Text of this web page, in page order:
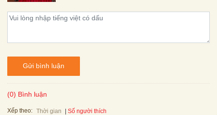
Gửi bình luận
(0) Bình luận
Xếp theo: Thời gian Số người thích